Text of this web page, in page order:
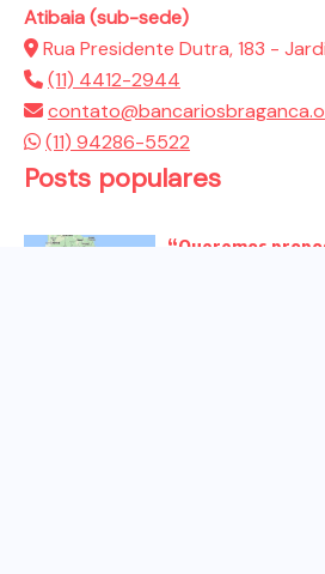
Atibaia (sub-sede)
Rua Presidente Dutra, 183 -
(11) 4412-2944
(11) 94286-5522
Posts populares
“Queremos